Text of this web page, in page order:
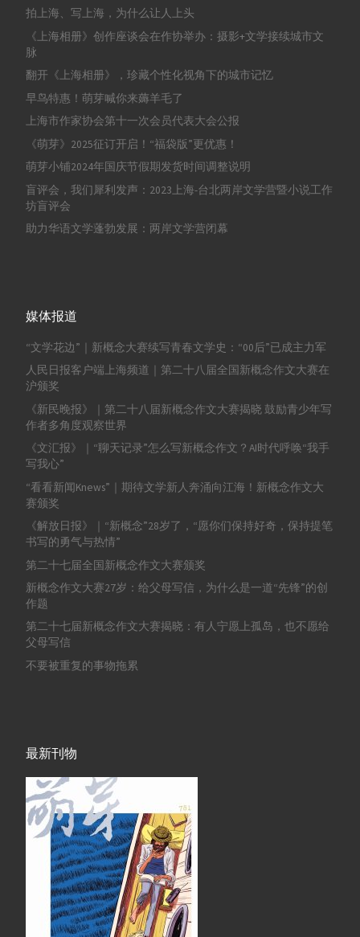
拍上海、写上海，为什么让人上头
《上海相册》创作座谈会在作协举办：摄影+文学接续城市文
脉
翻开《上海相册》，珍藏个性化视角下的城市记忆
早鸟特惠！萌芽喊你来薅羊毛了
上海市作家协会第十一次会员代表大会公报
《萌芽》2025征订开启！“福袋版”更优惠！
萌芽小铺2024年国庆节假期发货时间调整说明
盲评会，我们犀利发声：2023上海-台北两岸文学营暨小说工作
坊盲评会
助力华语文学蓬勃发展：两岸文学营闭幕
媒体报道
“文学花边”｜新概念大赛续写青春文学史：“00后”已成主力军
人民日报客户端上海频道｜第二十八届全国新概念作文大赛在
沪颁奖
《新民晚报》｜第二十八届新概念作文大赛揭晓 鼓励青少年写
作者多角度观察世界
《文汇报》｜“聊天记录”怎么写新概念作文？AI时代呼唤“我手
写我心”
“看看新闻Knews”｜期待文学新人奔涌向江海！新概念作文大
赛颁奖
《解放日报》｜“新概念”28岁了，“愿你们保持好奇，保持提笔
书写的勇气与热情”
第二十七届全国新概念作文大赛颁奖
新概念作文大赛27岁：给父母写信，为什么是一道“先锋”的创
作题
第二十七届新概念作文大赛揭晓：有人宁愿上孤岛，也不愿给
父母写信
不要被重复的事物拖累
最新刊物